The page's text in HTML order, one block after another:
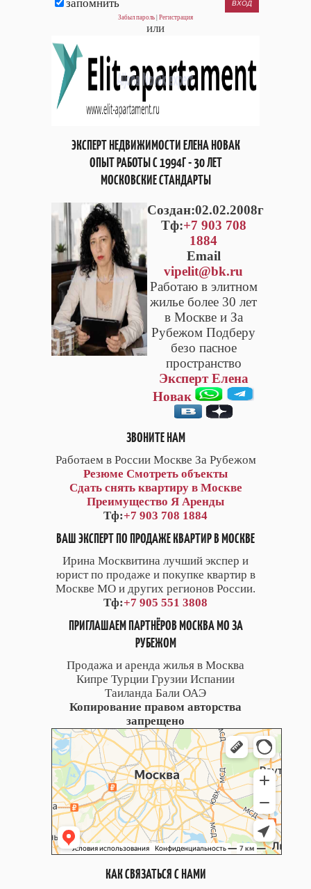
запомнить
Забыл пароль Регистрация
или
ЭКСПЕРТ НЕДВИЖИМОСТИ ЕЛЕНА НОВАК
ОПЫТ РАБОТЫ С 1994Г - 30 ЛЕТ
МОСКОВСКИЕ СТАНДАРТЫ
Cоздан:02.02.2008г
Тф:+7 903 708
1884
Email
vipelit@bk.ru
Работаю в элитном
жилье более 30 лет
в Москве и За
Рубежом Подберу
безо пасное
пространство
Эксперт Елена
Новак
ЗВОНИТЕ НАМ
Работаем в России Москве За Рубежом
Резюме Смотреть объекты
Сдать снять квартиру в Москве
Преимущество Я Аренды
Тф:+7 903 708 1884
ВАШ ЭКСПЕРТ ПО ПРОДАЖЕ КВАРТИР В МОСКВЕ
Ирина Москвитина лучший экспер и
юрист по продаже и покупке квартир в
Москве МО и других регионов России.
Тф:+7 905 551 3808
ПРИГЛАШАЕМ ПАРТНЁРОВ МОСКВА МО ЗА
РУБЕЖОМ
Продажа и аренда жилья в Москва
Кипре Турции Грузии Испании
Таиланда Бали ОАЭ
Копирование правом авторства
запрещено
КАК СВЯЗАТЬСЯ С НАМИ